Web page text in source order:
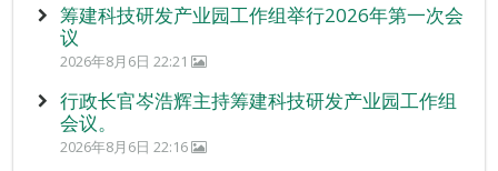
筹建科技研发产业园工作组举行2026年第一次会
议
2026年8月6日 22:21
行政长官岑浩辉主持筹建科技研发产业园工作组
会议。
2026年8月6日 22:16